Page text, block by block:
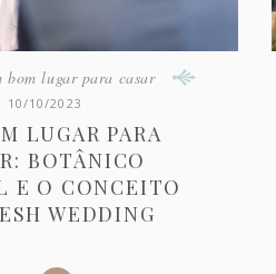
bom lugar para casar
10/10/2023
LUGAR PARA
BOTÂNICO
E O CONCEITO
WEDDING